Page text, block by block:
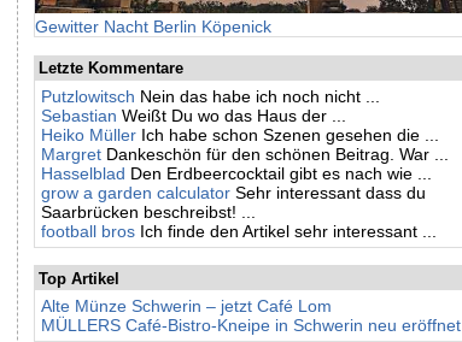
Gewitter Nacht Berlin Köpenick
Letzte Kommentare
Putzlowitsch Nein das habe ich noch nicht ...
Sebastian Weißt Du wo das Haus der ...
Heiko Müller Ich habe schon Szenen gesehen die ...
Margret Dankeschön für den schönen Beitrag. War ...
Hasselblad Den Erdbeercocktail gibt es nach wie ...
grow a garden calculator Sehr interessant dass du
Saarbrücken beschreibst! ...
football bros Ich finde den Artikel sehr interessant ...
Top Artikel
Alte Münze Schwerin – jetzt Café Lom
MÜLLERS Café-Bistro-Kneipe in Schwerin neu eröffnet